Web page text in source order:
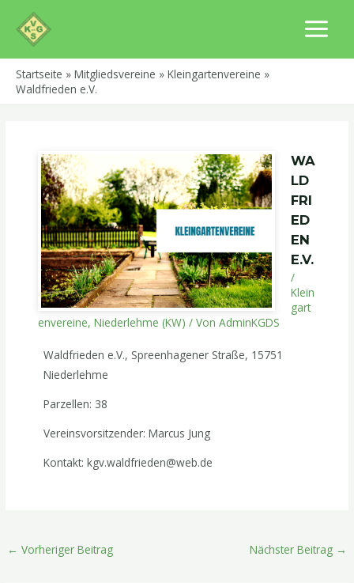
Inhalt
springen
MENU
Startseite Mitgliedsvereine
Kleingartenvereine
Waldfrieden e.V.
WA
LD
FRI
ED
EN
E.V.
/
Klein
gart
envereine,Niederlehme (KW) / VonAdminKGDS
Waldfrieden e.V., Spreenhagener Straße, 15751
Niederlehme
Parzellen: 38
Vereinsvorsitzender: Marcus Jung
Kontakt: kgv.waldfrieden@web.de
navigation
← Vorheriger Beitrag Nächster Beitrag →